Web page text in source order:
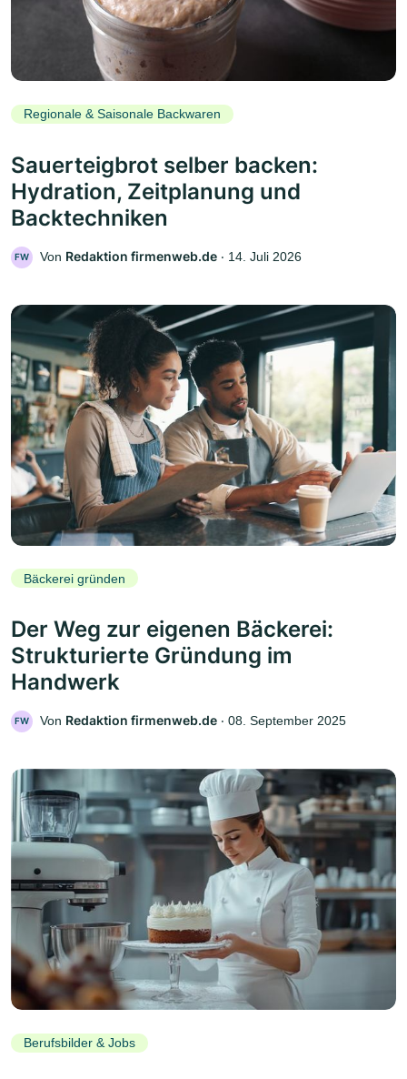
Regionale & Saisonale Backwaren
Sauerteigbrot selber backen:
Hydration, Zeitplanung und
Backtechniken
FW Von Redaktion firmenweb.de ‧ 14. Juli 2026
Bäckerei gründen
Der Weg zur eigenen Bäckerei:
Strukturierte Gründung im
Handwerk
FW Von Redaktion firmenweb.de ‧ 08. September 2025
Berufsbilder & Jobs